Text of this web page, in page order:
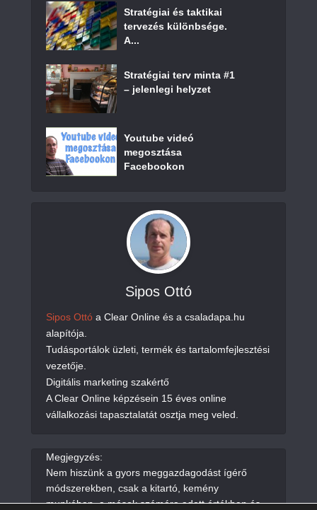
Stratégiai és taktikai
tervezés különbsége.
A...
Stratégiai terv minta #1
– jelenlegi helyzet
Youtube videó
megosztása
Facebookon
Sipos Ottó
Sipos Ottó a Clear Online és a csaladapa.hu
alapítója.
Tudásportálok üzleti, termék és tartalomfejlesztési
vezetője.
Digitális marketing szakértő
A Clear Online képzésein 15 éves online
vállalkozási tapasztalatát osztja meg veled.
Megjegyzés:
Nem hiszünk a gyors meggazdagodást ígérő
módszerekben, csak a kitartó, kemény
munkában, a mások számára adott értékben és